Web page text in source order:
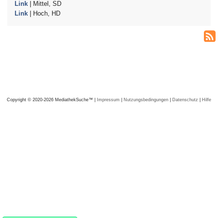
Link | Mittel, SD
Link | Hoch, HD
Copyright © 2020-2026 MediathekSuche™ | Impressum | Nutzungsbedingungen | Datenschutz | Hilfe